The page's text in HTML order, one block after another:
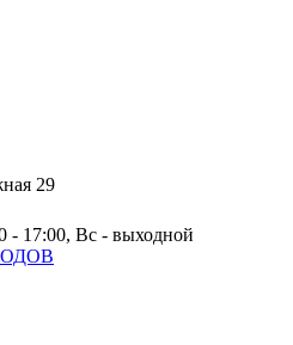
29
- 17:00, Вс - выходной